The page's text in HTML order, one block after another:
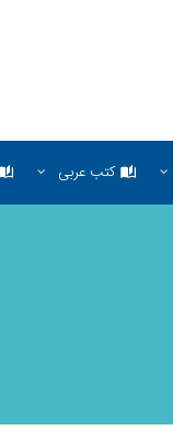
کتب عربی